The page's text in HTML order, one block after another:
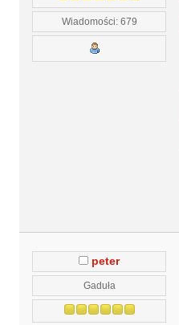
Wiadomości: 679
peter
Gaduła